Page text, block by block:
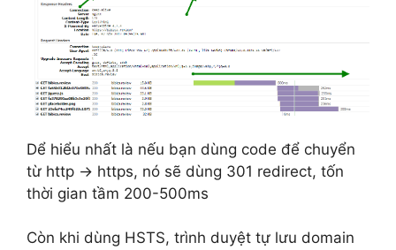
Dể hiểu nhất là nếu bạn dùng code để chuyển
từ http -> https, nó sẽ dùng 301 redirect, tốn
thời gian tầm 200-500ms
Còn khi dùng HSTS, trình duyệt tự lưu domain